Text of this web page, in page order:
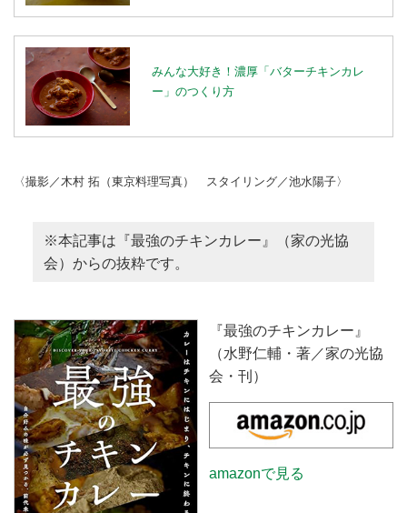
みんな大好き！濃厚「バターチキンカレ
ー」のつくり方
〈撮影／木村 拓（東京料理写真） スタイリング／池水陽子〉
※本記事は『最強のチキンカレー』（家の光協
会）からの抜粋です。
『最強のチキンカレー』
（水野仁輔・著／家の光協
会・刊）
amazonで見る